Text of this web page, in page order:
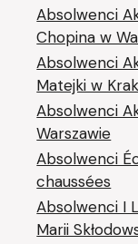
Absolwenci
Chopina w
Absolwenci
Matejki w
Absolwenci
Warszawie
Absolwenci
chaussées
Absolwenci I
Marii